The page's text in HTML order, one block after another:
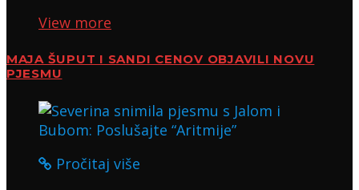
View more
MAJA ŠUPUT I SANDI CENOV OBJAVILI NOVU
PJESMU
Pročitaj više